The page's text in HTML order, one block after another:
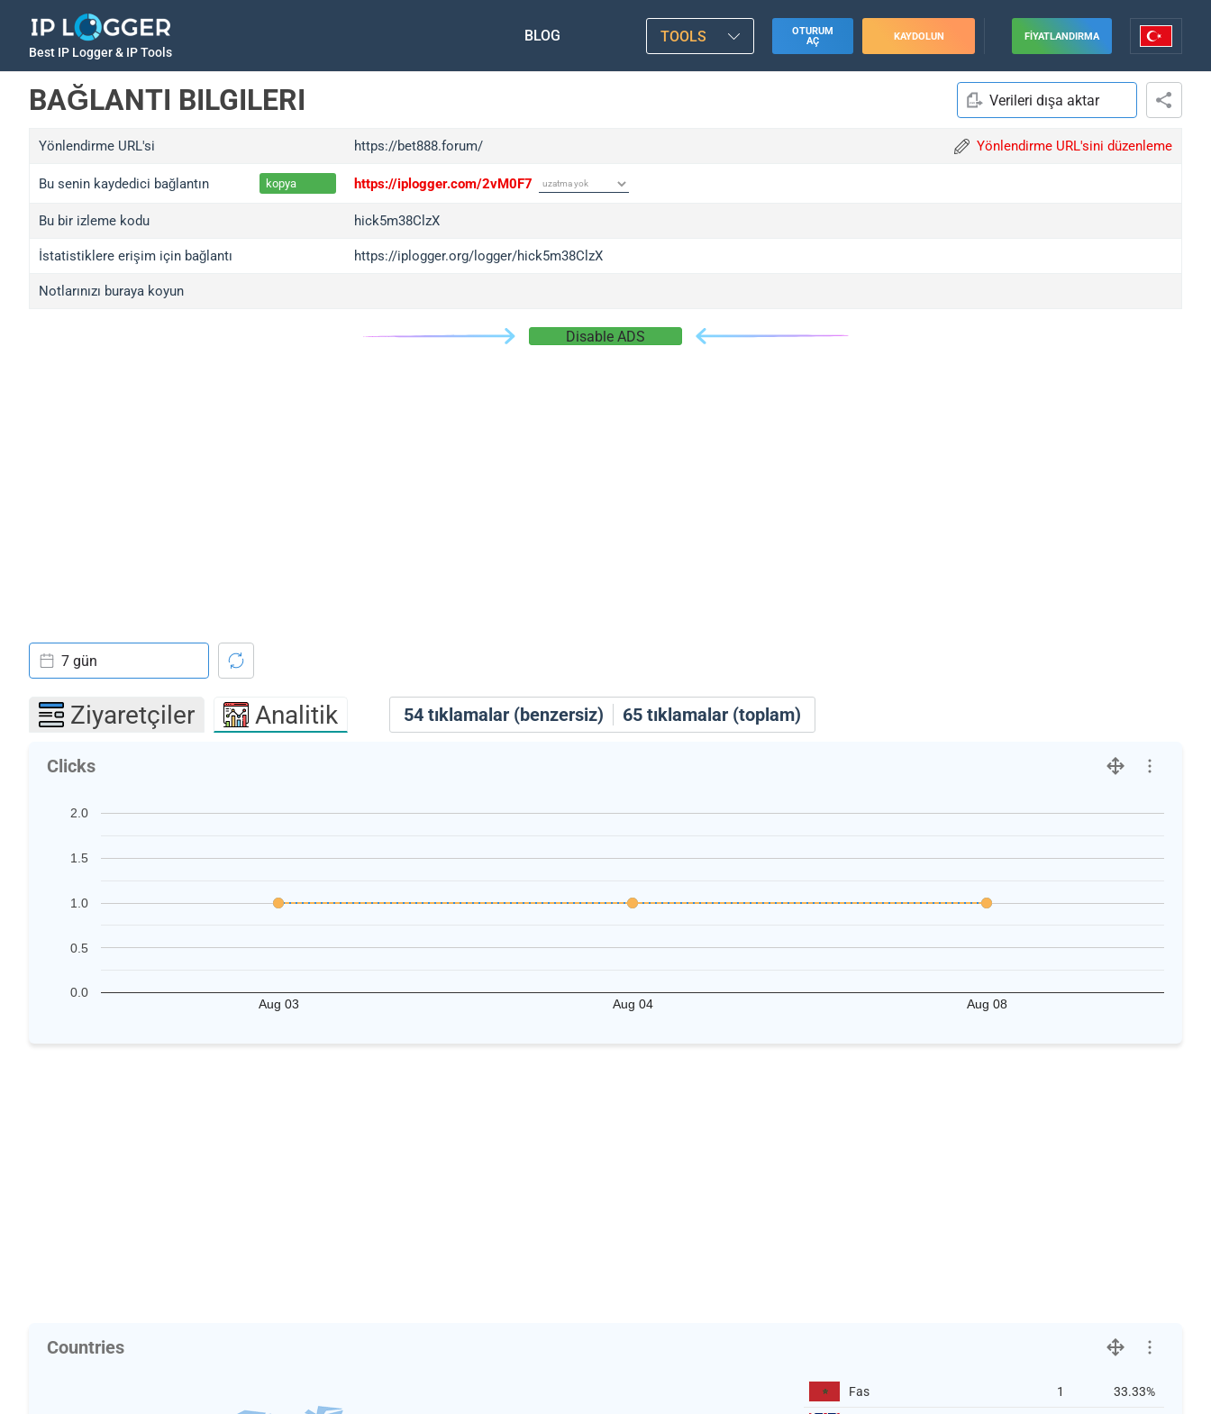
Best IP Logger & IP Tools
BLOG TOOLS
OTURUM
AÇ
KAYDOLUN FIYATLANDIRMA
BAĞLANTI BILGILERI Verileri dışa aktar
Yönlendirme URL'si https://bet888.forum/ Yönlendirme URL'sini düzenleme
Bu senin kaydedici bağlantın kopya https://iplogger.com/2vM0F7
Bu bir izleme kodu hick5m38ClzX
İstatistiklere erişim için bağlantı https://iplogger.org/logger/hick5m38ClzX
Notlarınızı buraya koyun
Disable ADS
54 tıklamalar (benzersiz) 65 tıklamalar (toplam)
7 gün
Ziyaretçiler Analitik
Clicks
Aug 03 Aug 04 Aug 08
0.0
0.5
1.0
1.5
2.0
Countries
Fas 1 33.33%